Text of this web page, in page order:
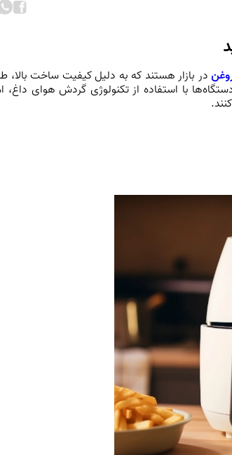
در بازار هستند که به دلیل کیفیت ساخت بالا،
دستگاه‌ها با استفاده از تکنولوژی گردش هوای داغ،